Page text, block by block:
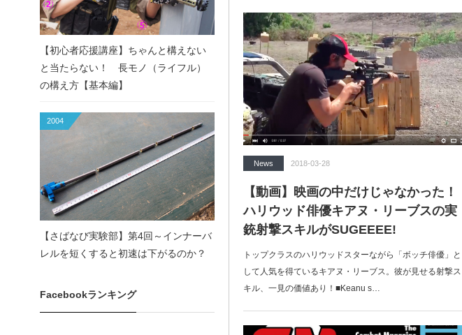
News 2018-03-28
【動画】映画の中だけじゃなかった！
ハリウッド俳優キアヌ・リーブスの実
銃射撃スキルがSUGEEEE!
トップクラスのハリウッドスターながら「ボッチ俳優」と
して人気を得ているキアヌ・リーブス。彼が見せる射撃ス
キル、一見の価値あり！■Keanu s…
【初心者応援講座】ちゃんと構えない
と当たらない！ 長モノ（ライフル）
の構え方【基本編】
2004
【さばなび実験部】第4回～インナーバ
レルを短くすると初速は下がるのか？
Facebookランキング